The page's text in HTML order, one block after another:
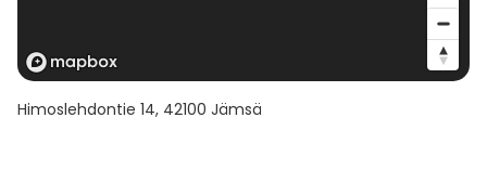
Himoslehdontie 14, 42100 Jämsä